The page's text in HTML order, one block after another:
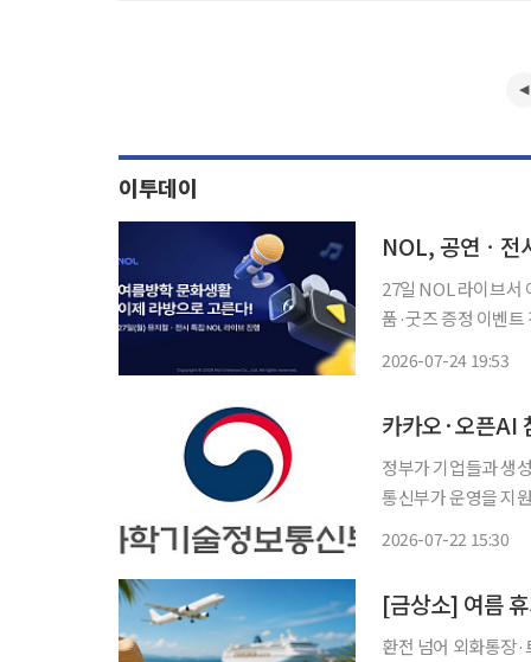
이투데이
27일 NOL 라이브서
품·굿즈 증정 이벤트 진행 놀유니버스가 운영하는 NOL이 여름방학 시즌
2026-07-24 19:53
정부가 기업들과 생성형
통신부가 운영을 지
2026-07-22 15:30
[금상소] 여름
환전 넘어 외화통장